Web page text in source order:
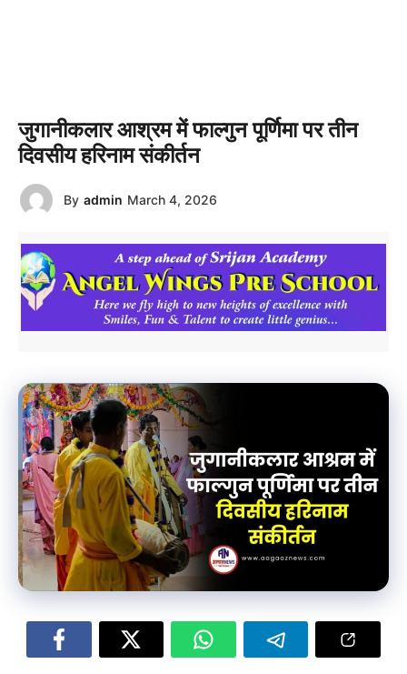
जुगानीकलार आश्रम में फाल्गुन पूर्णिमा पर तीन
दिवसीय हरिनाम संकीर्तन
By admin March 4, 2026